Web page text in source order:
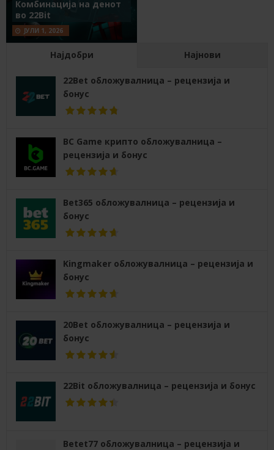
Комбинација на денот
во 22Bit
ЈУЛИ 1, 2026
Најдобри Најнови
22Bet обложувалница – рецензија и
бонус
BC Game крипто обложувалница –
рецензија и бонус
Bet365 обложувалница – рецензија и
бонус
Kingmaker обложувалница – рецензија и
бонус
20Bet обложувалница – рецензија и
бонус
22Bit обложувалница – рецензија и бонус
Betet77 обложувалница – рецензија и